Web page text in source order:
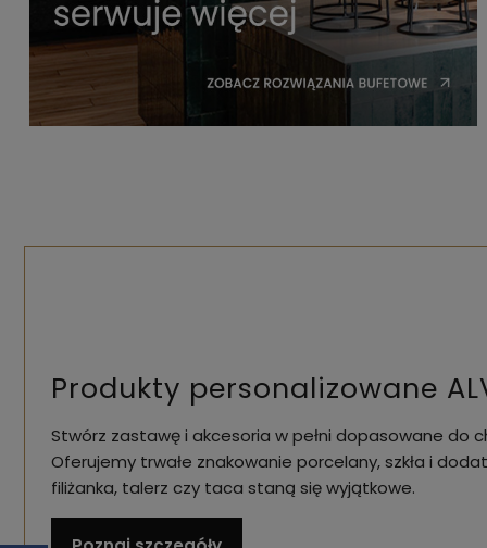
Produkty personalizowane
Stwórz zastawę i akcesoria w pełni dopasowane do
Oferujemy trwałe znakowanie porcelany, szkła i
filiżanka, talerz czy taca staną się wyjątkowe.